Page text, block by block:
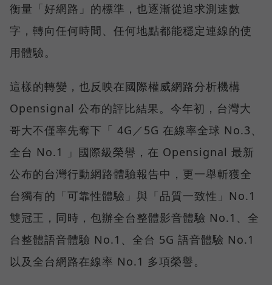
衡量「好網路」的標準，也逐漸從追求測速數
字，轉向任何時間、任何地點都能穩定連線的使
用體驗。
這樣的轉變，也反映在國際權威網路分析機構
Opensignal 公布的評比結果。今年初，台灣大
哥大不僅率先奪下「 4G／5G 在線率全球 No.3、
全台 No.1 」國際級榮譽，在 Opensignal 最新
公布的台灣行動網路體驗報告中，更一舉斬獲全
台獨有的「可靠性體驗」與「品質一致性」No.1
雙冠王，同時，包辦全台整體影音體驗 No.1、全
台整體語音體驗 No.1、全台 5G 語音體驗 No.1
以及全台網路在線率 No.1 多項榮譽。